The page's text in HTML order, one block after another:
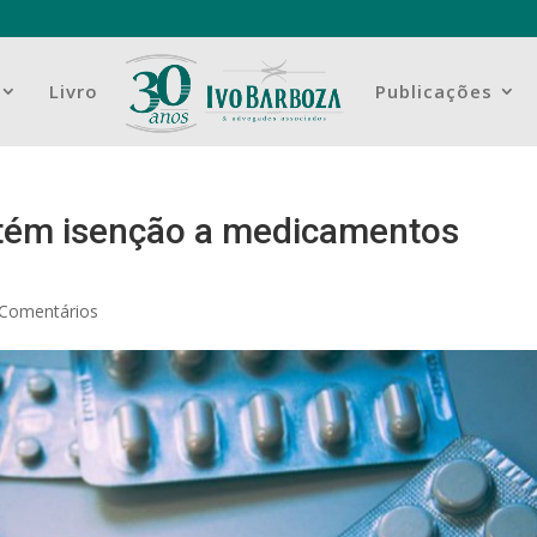
Livro Publicações
isenção a medicamentos